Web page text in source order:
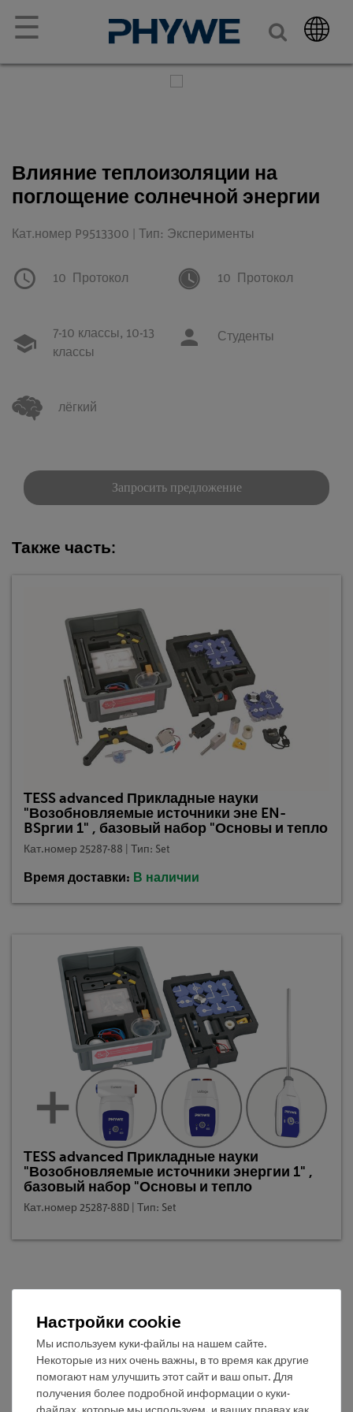
☰
Влияние теплоизоляции на
поглощение солнечной энергии
Кат.номер P9513300 | Тип: Эксперименты
10 Протокол 10 Протокол
7-10 классы, 10-13
классы
Студенты
лёгкий
Запросить предложение
Также часть:
TESS advanced Прикладные науки
"Возобновляемые источники эне EN-
BSргии 1" , базовый набор "Основы и тепло
Кат.номер 25287-88 | Тип: Set
Время доставки: В наличии
TESS advanced Прикладные науки
"Возобновляемые источники энергии 1" ,
базовый набор "Основы и тепло
Кат.номер 25287-88D | Тип: Set
Принцип
Повышение температуры намного выше у
изолированной пластины, в отличие от открытой
Настройки cookie
Мы используем куки-файлы на нашем сайте.
Некоторые из них очень важны, в то время как другие
помогают нам улучшить этот сайт и ваш опыт. Для
получения более подробной информации о куки-